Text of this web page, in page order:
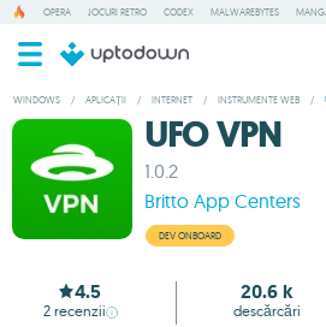
OPERA JOCURI RETRO CODEX MALWAREBYTES
WINDOWS / APLICAȚII / INTERNET / INSTRUMENTE WEB /
UFO VPN
1.0.2
Britto App Centers
DEV ONBOARD
4.5
2 recenzii
20.6 k
descărcări